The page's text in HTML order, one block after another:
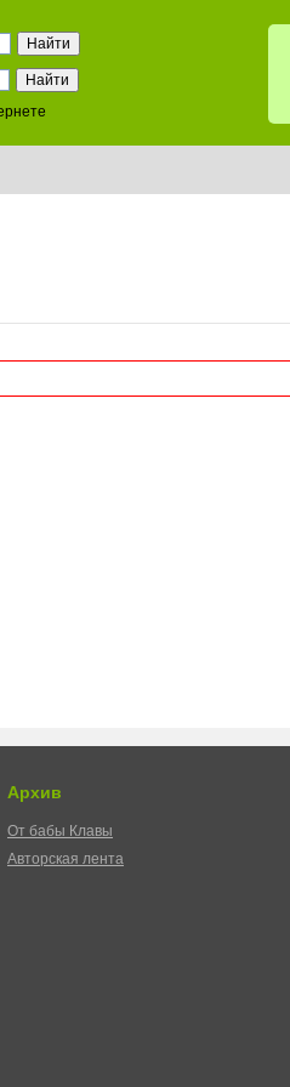
Архив
От бабы Клавы
Авторская лента